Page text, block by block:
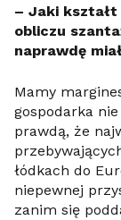
– Jaki kształt
obliczu
naprawdę
Mamy
gospodarka
prawdą, że
łódkach do
niepewnej
zanim się